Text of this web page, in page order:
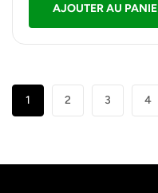
AJOUTER AU
1 2 3 4